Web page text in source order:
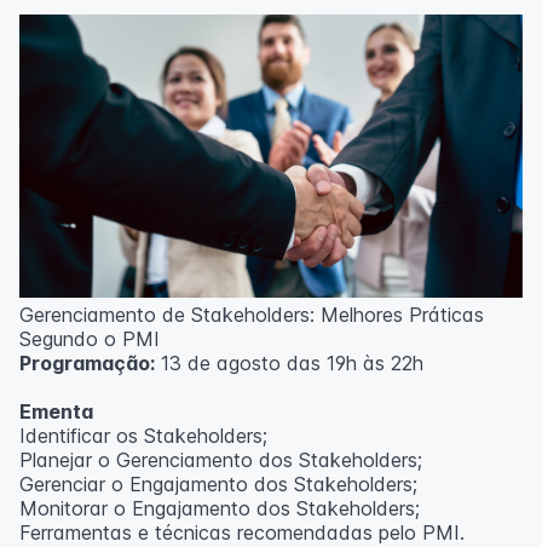
resultados;
Método PDCA de gestão;
Técnicas de padronização do trabalho.
Metodologia
100% da carga horária do curso são realizadas com
aulas ao vivo.
As aulas podem ser assistidas por computador, celular
Outras informações
O curso pode sofrer alteração de dados e horário e os
inscritos serão avisados ​​antecipadamente.
O IPETEC reserva-se o direito de não realizar o curso
Professor(a):Frederyck Teixeira
Gerenciamento de Stakeholders: Melhores Práticas
Segundo o PMI
Programação: 13 de agosto das 19h às 22h
Ementa
Identificar os Stakeholders;
Planejar o Gerenciamento dos Stakeholders;
Gerenciar o Engajamento dos Stakeholders;
Monitorar o Engajamento dos Stakeholders;
Ferramentas e técnicas recomendadas pelo PMI.